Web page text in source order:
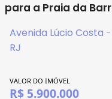
para a Praia da
Avenida Lúcio Costa
RJ
VALOR DO IMÓVEL
R$ 5.900.000